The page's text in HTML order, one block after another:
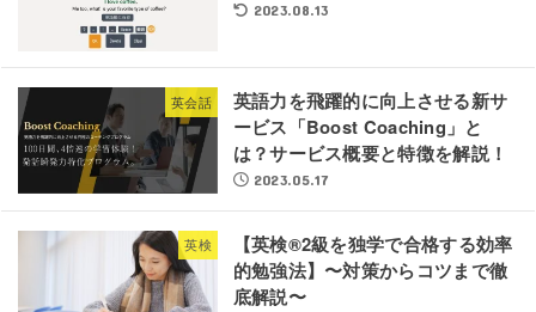
2023.08.13
英会話
英語力を飛躍的に向上させる新サ
ービス「Boost Coaching」と
は？サービス概要と特徴を解説！
2023.05.17
英検
【英検®2級を独学で合格する効率
的勉強法】〜対策からコツまで徹
底解説〜